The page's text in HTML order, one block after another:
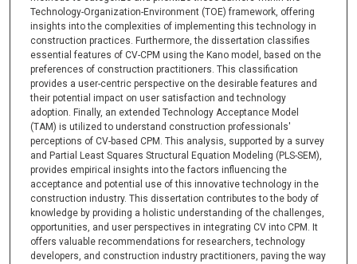
Technology-Organization-Environment (TOE) framework, offering
insights into the complexities of implementing this technology in
construction practices. Furthermore, the dissertation classifies
essential features of CV-CPM using the Kano model, based on the
preferences of construction practitioners. This classification
provides a user-centric perspective on the desirable features and
their potential impact on user satisfaction and technology
adoption. Finally, an extended Technology Acceptance Model
(TAM) is utilized to understand construction professionals'
perceptions of CV-based CPM. This analysis, supported by a survey
and Partial Least Squares Structural Equation Modeling (PLS-SEM),
provides empirical insights into the factors influencing the
acceptance and potential use of this innovative technology in the
construction industry. This dissertation contributes to the body of
knowledge by providing a holistic understanding of the challenges,
opportunities, and user perspectives in integrating CV into CPM. It
offers valuable recommendations for researchers, technology
developers, and construction industry practitioners, paving the way